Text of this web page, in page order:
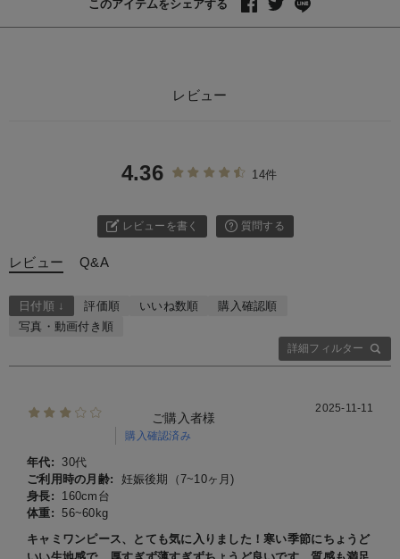
このアイテムをシェアする
レビュー
4.36 14件
レビューを書く 質問する
レビュー Q&A
詳細フィルター
日付順 ↓ 評価順 いいね数順
購入確認順
写真・動画付き順
ご購入者様
購入確認済み
2025-11-11
年代:
30代
ご利用時の月齢:
妊娠後期（7~10ヶ月)
身長:
160cm台
体重: 56~60kg
キャミワンピース、とても気に入りました！寒い季節にちょうど